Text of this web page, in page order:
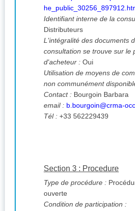
Identifiant interne de la
Distributeurs
L'intégralité des documents
consultation se trouve sur le
d'acheteur : Oui
Utilisation de moyens de
non communément
Contact :
Bourgoin Barbara
email : b.bourgoin@crma-
Tél : +33 562229439
Section 3 : Procedure
Type de procédure :
ouverte
Condition de participation :